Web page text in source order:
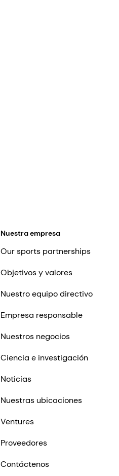
Nuestra empresa
Our sports partnerships
Objetivos y valores
Nuestro equipo directivo
Empresa responsable
Nuestros negocios
Ciencia e investigación
Noticias
Nuestras ubicaciones
Ventures
Proveedores
Contáctenos